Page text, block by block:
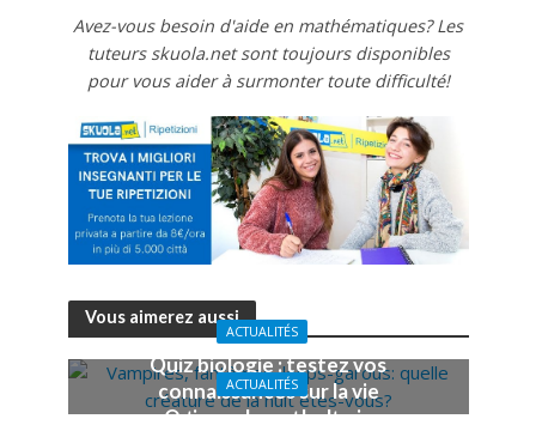
Avez-vous besoin d'aide en mathématiques? Les
tuteurs skuola.net sont toujours disponibles
pour vous aider à surmonter toute difficulté!
Vous aimerez aussi
ACTUALITÉS
Quiz biologie : testez vos
connaissances sur la vie
et ses composantes
ACTUALITÉS
Quiz sur la mythologie